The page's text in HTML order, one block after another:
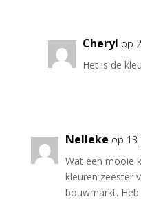
Cheryl op
Het is de
Nelleke op 13
Wat een mooie
kleuren zeester
bouwmarkt.